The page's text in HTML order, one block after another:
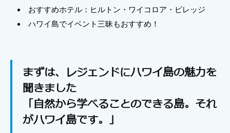
おすすめホテル：ヒルトン・ワイコロア・ビレッジ
ハワイ島でイベント三昧もおすすめ！
まずは、レジェンドにハワイ島の魅力を
聞きました
「自然から学べることのできる島。それ
がハワイ島です。」